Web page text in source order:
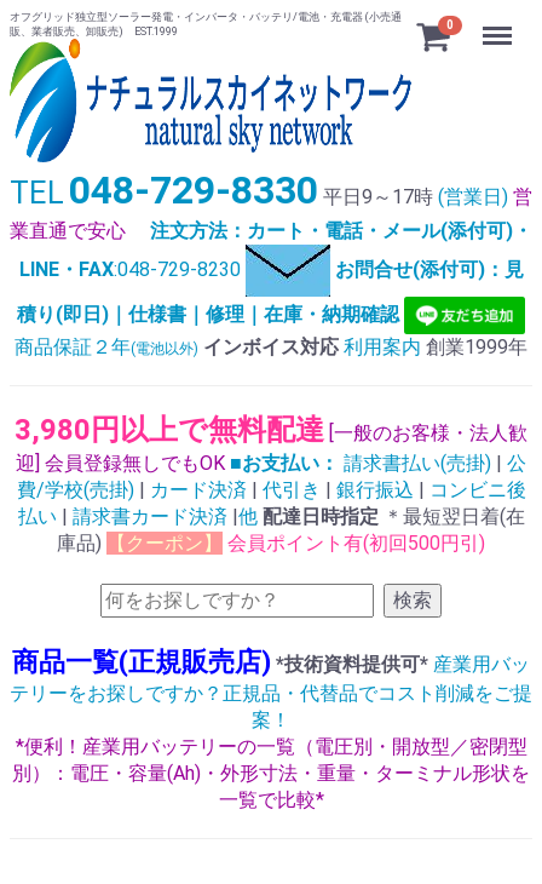
オフグリッド独立型ソーラー発電・インバータ・バッテリ/電池・充電器 (小売通
販、業者販売、卸販売) EST.1999
0 Menu
TEL 048-729-8330 平日9～17時 (営業日) 営
業直通で安心
注文方法：カート・電話・メール(添付可)・
LINE・FAX:048-729-8230
お問合せ(添付可)：見
積り(即日)｜仕様書｜修理｜在庫・納期確認
商品保証２年(電池以外) インボイス対応 利用案内 創業1999年
3,980円以上で無料配達 [一般のお客様・法人歓
迎] 会員登録無しでもOK ■お支払い： 請求書払い(売掛) | 公
費/学校(売掛) | カード決済 | 代引き | 銀行振込 | コンビニ後
払い | 請求書カード決済 |他 配達日時指定 ＊最短翌日着(在
庫品)
【クーポン】 会員ポイント有(初回500円引)
検索
商品一覧(正規販売店) *技術資料提供可* 産業用バッ
テリーをお探しですか？正規品・代替品でコスト削減をご提
案！
*便利！産業用バッテリーの一覧（電圧別・開放型／密閉型
別）：電圧・容量(Ah)・外形寸法・重量・ターミナル形状を
一覧で比較*